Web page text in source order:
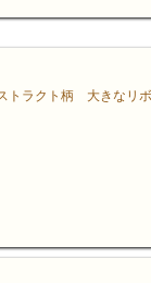
トラクト柄 大きなリ